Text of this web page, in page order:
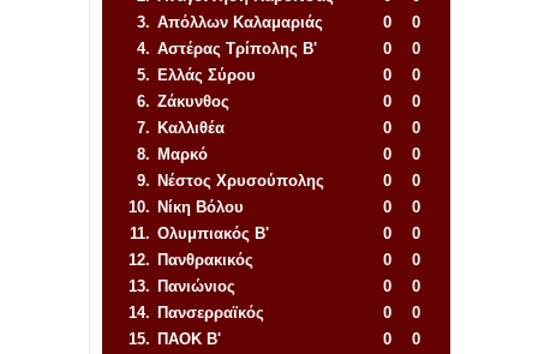
3. Απόλλων Καλαμαριάς 0
0
4. Αστέρας Τρίπολης Β' 0
0
5. Ελλάς Σύρου 0
0
6. Ζάκυνθος 0
0
7. Καλλιθέα 0
0
8. Μαρκό 0
0
9. Νέστος Χρυσούπολης 0
0
10. Νίκη Βόλου 0
0
11. Ολυμπιακός Β' 0
0
12. Πανθρακικός 0
0
13. Πανιώνιος 0
0
14. Πανσερραϊκός 0
0
15. ΠΑΟΚ Β' 0
0